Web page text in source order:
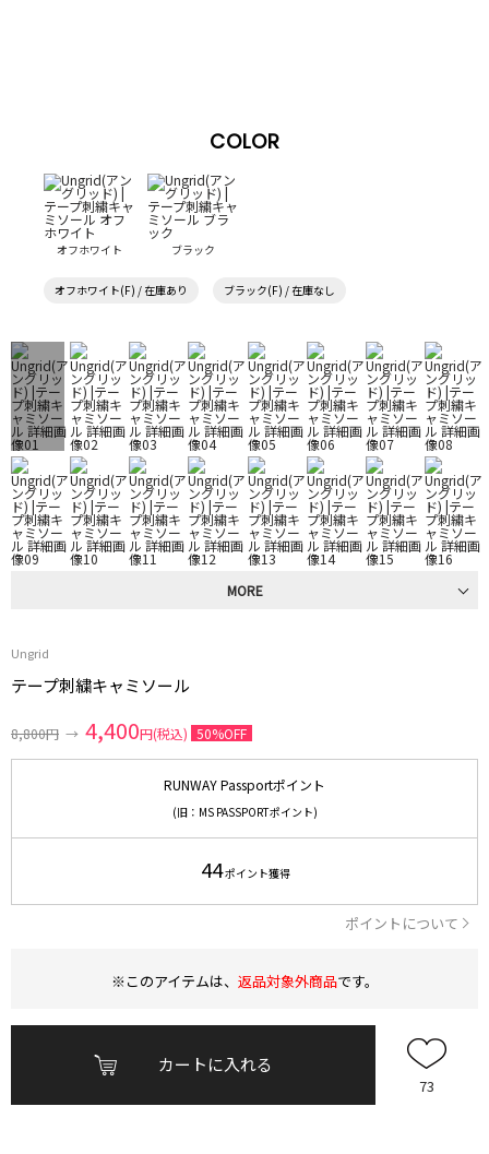
COLOR
オフホワイト ブラック
オフホワイト(F) / 在庫あり ブラック(F) / 在庫なし
MORE
Ungrid
テープ刺繍キャミソール
8,800円 → 4,400円(税込) 50%OFF
RUNWAY Passportポイント
(旧：MS PASSPORTポイント)
44ポイント獲得
ポイントについて
※このアイテムは、 返品対象外商品です。
カートに入れる
73